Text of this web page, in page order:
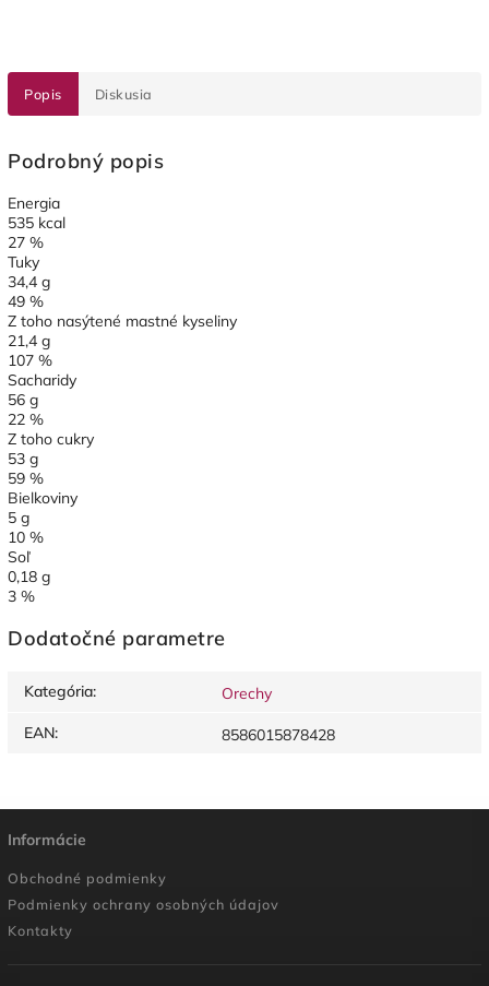
Popis Diskusia
Podrobný popis
Energia
535 kcal
27 %
Tuky
34,4 g
49 %
Z toho nasýtené mastné kyseliny
21,4 g
107 %
Sacharidy
56 g
22 %
Z toho cukry
53 g
59 %
Bielkoviny
5 g
10 %
Soľ
0,18 g
3 %
Dodatočné parametre
Kategória:
Orechy
EAN: 8586015878428
Informácie
Obchodné podmienky
Podmienky ochrany osobných údajov
Kontakty